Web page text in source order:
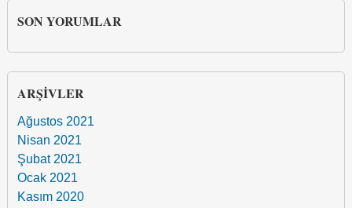
SON YORUMLAR
ARŞIVLER
Ağustos 2021
Nisan 2021
Şubat 2021
Ocak 2021
Kasım 2020